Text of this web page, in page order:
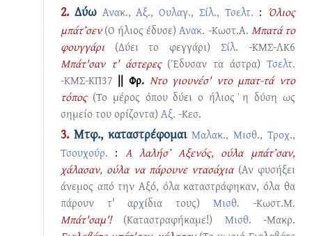
2.Δύω Ανακ., Αξ., Ουλαγ., Σίλ., Τσελτ. : Όλιος
μπάτ’σεν (Ο ήλιος έδυσε)Ανακ. -Κωστ.Α. Mπατά το
φουγγάρι
(Δύει το φεγγάρι)Σίλ.
-ΚΜΣ-ΛΚ6
Μπάτ'σαν τ' άστερες (Έδυσαν τα άστρα) Τσελτ.
-ΚΜΣ-ΚΠ37 || Φρ. Nτο γιουνέσ' ντο μπατ-τά ντο
τόπος (Το μέρος όπου δύει ο ήλιος˙η δύση ως
σημείο του ορίζοντα) Αξ. -Κεσ.
3.Μτφ., καταστρέφομαι Μαλακ., Μισθ., Τροχ.,
Τσουχούρ. : Α λαλήσ’ Αξενός, ούλα μπάτ’σαν,
χάλασαν, ούλα να πάρουνε ντασάχια (Αν φυσήξει
άνεμος από την Αξό, όλα καταστράφηκαν, όλα θα
πάρουν τ' αρχίδια τους)Μισθ.
-Κωστ.Μ.
Μπάτ'σαμ'!
(Καταστραφήκαμε!) Μισθ.
-Μακρ.